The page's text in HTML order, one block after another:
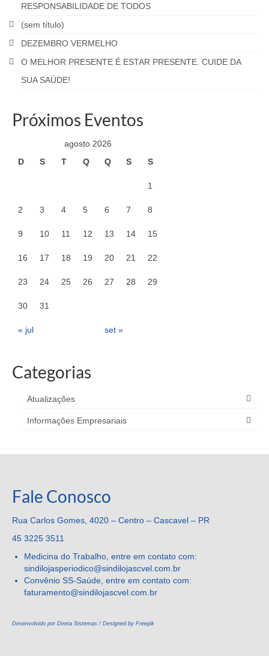
RESPONSABILIDADE DE TODOS
(sem título)
DEZEMBRO VERMELHO
O MELHOR PRESENTE É ESTAR PRESENTE. CUIDE DA
SUA SAÚDE!
Próximos Eventos
agosto 2026
D
S T Q Q S S
1
2 3 4 5 6 7 8
9 10 11 12 13 14 15
16 17 18 19 20 21 22
23 24 25 26 27 28 29
30 31
« jul set »
Categorias
Atualizações
Informações Empresariais
Fale Conosco
Rua Carlos Gomes, 4020 – Centro – Cascavel – PR
45 3225 3511
Medicina do Trabalho, entre em contato com:
sindilojasperiodico@sindilojascvel.com.br
Convênio SS-Saúde, entre em contato com:
faturamento@sindilojascvel. com.br
Desenvolvido por Direta Sistemas / Designed by Freepik